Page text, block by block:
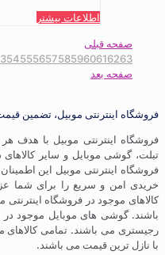
2223242526272829303132